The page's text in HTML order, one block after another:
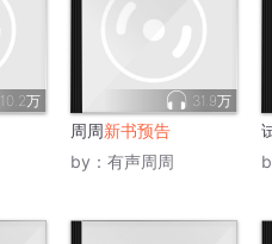
10.2万 31.9万
周周新书预告
by： 有声周周